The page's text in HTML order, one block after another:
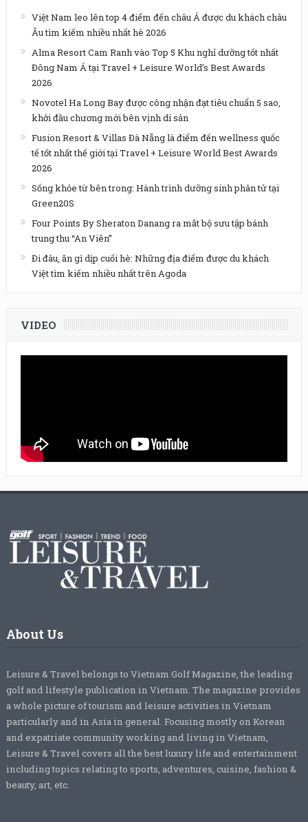
Việt Nam leo lên top 4 điểm đến châu Á được du khách châu
Âu tìm kiếm nhiều nhất hè 2026
Alma Resort Cam Ranh vào Top 5 Khu nghỉ dưỡng tốt nhất
Đông Nam Á tại Travel + Leisure World’s Best Awards
2026
Novotel Ha Long Bay được công nhận đạt tiêu chuẩn 5 sao,
khởi đầu chương mới bên vịnh di sản
Fusion Resort & Villas Đà Nẵng là điểm đến wellness quốc
tế tốt nhất thế giới tại Travel + Leisure World Best Awards
2026
Sống khỏe từ bên trong: Hành trình dưỡng sinh phân tử tại
Green20S
Four Points By Sheraton Danang ra mắt bộ sưu tập bánh
trung thu “An Viên”
Đi đâu, ăn gì dịp cuối hè: Những địa điểm được du khách
Việt tìm kiếm nhiều nhất trên Agoda
VIDEO
About Us
Leisure & Travel belongs to Vietnam Golf Magazine, the leading
golf and lifestyle publication in Vietnam. The magazine provides
a whole picture of tourism and leisure activities in Vietnam
particularly and in Asia in general. Focusing mostly on Korean
and expatriate community working and living in Vietnam,
Leisure & Travel covers all the best luxury life and entertainment
including topics relating to sports, adventures, cuisine, fashion &
beauty, art, etc.